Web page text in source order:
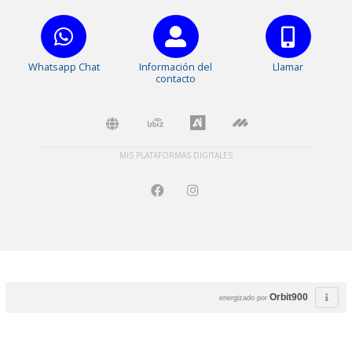
Whatsapp Chat
Información del
contacto
Llamar
MIS PLATAFORMAS DIGITALES
energizado por Orbit900